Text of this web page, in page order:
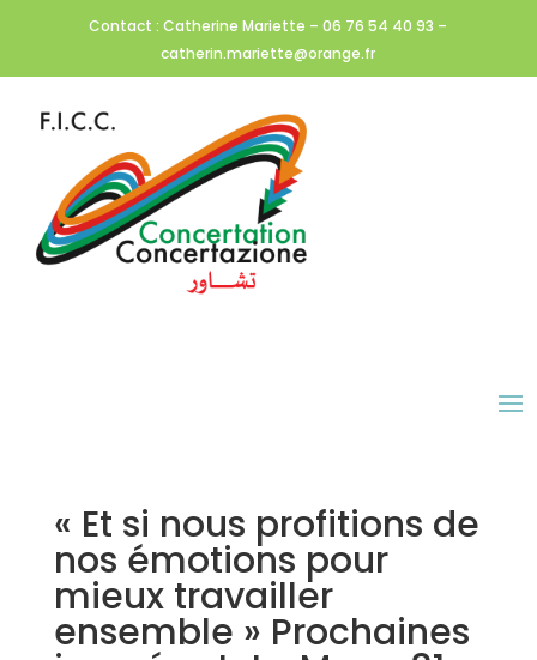
Contact : Catherine Mariette – 06 76 54 40 93 –
catherin.mariette@orange.fr
« Et si nous profitions de
nos émotions pour
mieux travailler
ensemble » Prochaines